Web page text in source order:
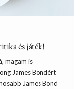
és játék!
magam is
James Bondért
James Bond